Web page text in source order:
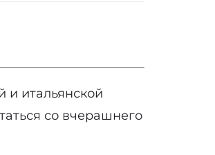
и итальянской
со вчерашнего